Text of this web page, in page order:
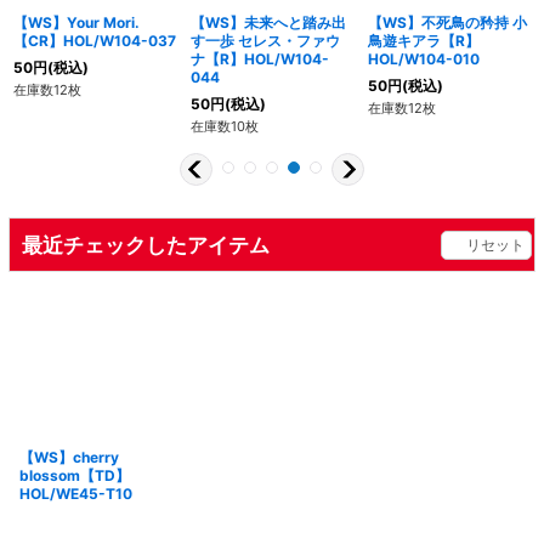
【WS】Your Mori.
【CR】HOL/W104-037
50円(税込)
在庫数12枚
【WS】未来へと踏み出
す一歩 セレス・ファウ
ナ【R】HOL/W104-
044
50円(税込)
在庫数10枚
【WS】不死鳥の矜持 小
鳥遊キアラ【R】
HOL/W104-010
50円(税込)
在庫数12枚
最近チェックしたアイテム リセット
【WS】cherry
blossom【TD】
HOL/WE45-T10